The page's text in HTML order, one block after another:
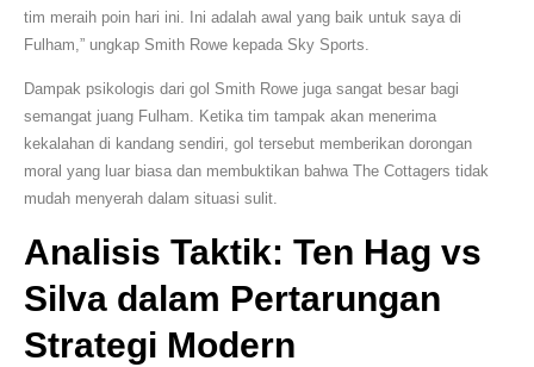
tim meraih poin hari ini. Ini adalah awal yang baik untuk saya di
Fulham,” ungkap Smith Rowe kepada Sky Sports.
Dampak psikologis dari gol Smith Rowe juga sangat besar bagi
semangat juang Fulham. Ketika tim tampak akan menerima
kekalahan di kandang sendiri, gol tersebut memberikan dorongan
moral yang luar biasa dan membuktikan bahwa The Cottagers tidak
mudah menyerah dalam situasi sulit.
Analisis Taktik: Ten Hag vs
Silva dalam Pertarungan
Strategi Modern